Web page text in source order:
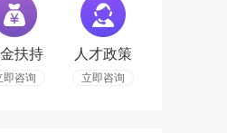
扶持
即咨询
人才政策
立即咨询